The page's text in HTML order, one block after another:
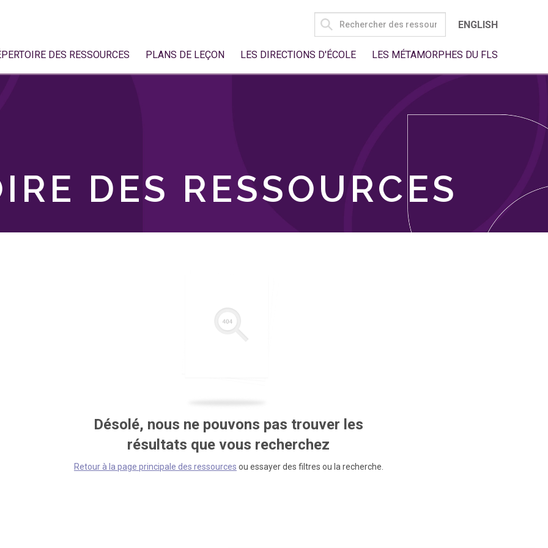
SEARCH
FOR:
ENGLISH
DES RESSOURCES PLANS DE LEÇON LES DIRECTIONS D'ÉCOLE LES MÉTAMORPHES DU FLS
DES RESSOURCES
Désolé, nous ne pouvons pas trouver les
résultats que vous recherchez
Retour à la page principale des ressources ou essayer des filtres ou la recherche.